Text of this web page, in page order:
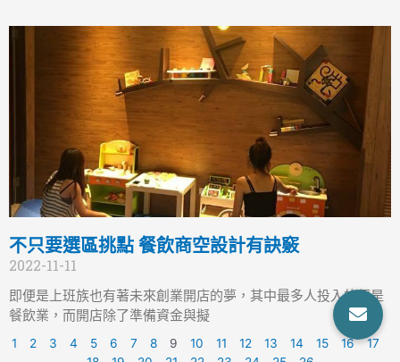
不只要選區挑點 餐飲商空設計有訣竅
2022-11-11
即便是上班族也有著未來創業開店的夢，其中最多人投入的便是
餐飲業，而開店除了準備資金與擬
1 2 3 4 5 6 7 8 9 10 11 12 13 14 15 16
17